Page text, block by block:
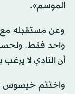
الموسم».
وعن مستقبله مع
واحد فقط.
أن النادي لا
واختتم خيسوس